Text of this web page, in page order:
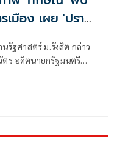
เมือง เผย 'ปรา
าล ผู้มีอำนาจตัว
รัฐศาสตร์ ม.รังสิต กล่าว
ร อดีตนายกรัฐมนตรี